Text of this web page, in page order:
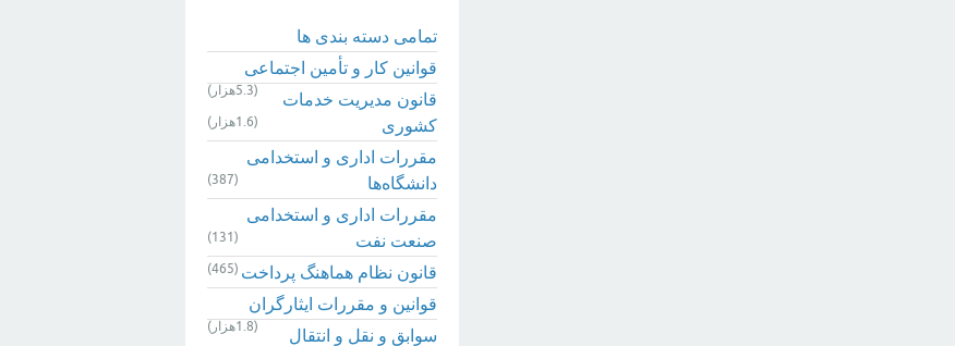
تمامی دسته بندی ها
قوانین کار و تأمین اجتماعی
(5.3هزار)
قانون مدیریت خدمات
کشوری
(1.6هزار)
مقررات اداری و استخدامی
دانشگاه‌ها
(387)
مقررات اداری و استخدامی
صنعت نفت
(131)
قانون نظام هماهنگ پرداخت (465)
قوانین و مقررات ایثارگران
(1.8هزار)
سوابق و نقل و انتقال